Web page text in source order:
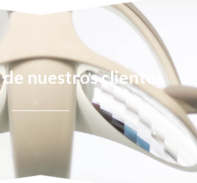
nuestros clientes